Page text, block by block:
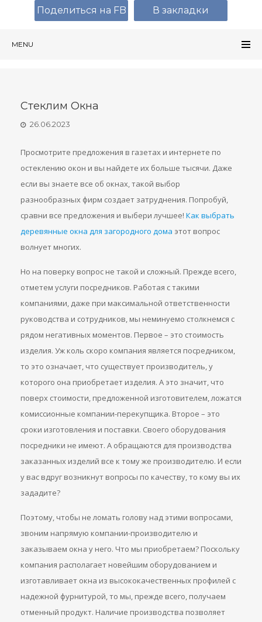
MENU
Стеклим Окна
26.06.2023
Просмотрите предложения в газетах и интернете по
остеклению окон и вы найдете их больше тысячи. Даже
если вы знаете все об окнах, такой выбор
разнообразных фирм создает затруднения. Попробуй,
сравни все предложения и выбери лучшее! Как выбрать
деревянные окна для загородного дома этот вопрос
волнует многих.
Но на поверку вопрос не такой и сложный. Прежде всего,
отметем услуги посредников. Работая с такими
компаниями, даже при максимальной ответственности
руководства и сотрудников, мы неминуемо столкнемся с
рядом негативных моментов. Первое – это стоимость
изделия. Уж коль скоро компания является посредником,
то это означает, что существует производитель, у
которого она приобретает изделия. А это значит, что
поверх стоимости, предложенной изготовителем, ложатся
комиссионные компании-перекупщика. Второе – это
сроки изготовления и поставки. Своего оборудования
посредники не имеют. А обращаются для производства
заказанных изделий все к тому же производителю. И если
у вас вдруг возникнут вопросы по качеству, то кому вы их
зададите?
Поэтому, чтобы не ломать голову над этими вопросами,
звоним напрямую компании-производителю и
заказываем окна у него. Что мы приобретаем? Поскольку
компания располагает новейшим оборудованием и
изготавливает окна из высококачественных профилей с
надежной фурнитурой, то мы, прежде всего, получаем
отменный продукт. Наличие производства позволяет
Поделиться на FB В закладки